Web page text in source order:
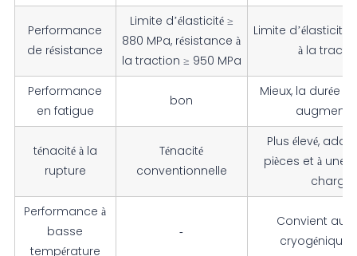
Performance
de résistance
Limite d’élasticité ≥
880 MPa, résistance à
la traction ≥ 950 MPa
Limite d’élasticité
à la
Performance
en fatigue
bon
Mieux, la durée
ténacité à la
rupture
Ténacité
conventionnelle
Plus élevé,
pièces et à une
Performance à
basse
température
-
Convient aux
cryogéniques